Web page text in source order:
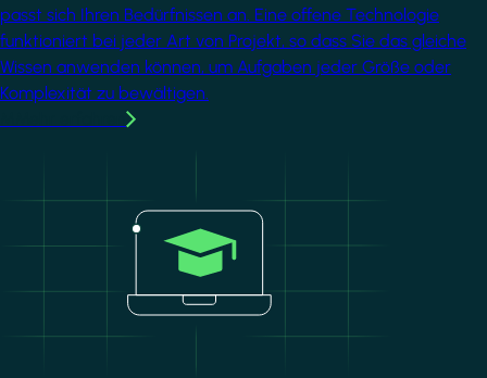
passt sich Ihren Bedürfnissen an. Eine offene Technologie
funktioniert bei jeder Art von Projekt, so dass Sie das gleiche
Wissen anwenden können, um Aufgaben jeder Größe oder
Komplexität zu bewältigen.